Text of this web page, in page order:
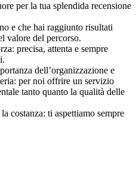
per la tua splendida recensione
e che hai raggiunto risultati
valore del percorso.
precisa, attenta e sempre
dell’organizzazione e
per noi offrire un servizio
tanto quanto la qualità delle
costanza: ti aspettiamo sempre